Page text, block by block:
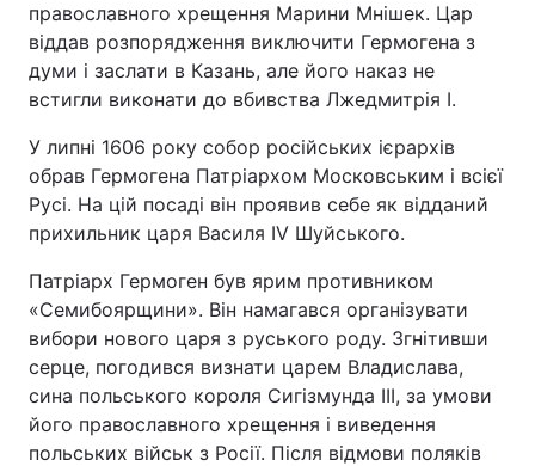
православного хрещення Марини Мнішек. Цар
віддав розпорядження виключити Гермогена з
думи і заслати в Казань, але його наказ не
встигли виконати до вбивства Лжедмитрія I.
У липні 1606 року собор російських ієрархів
обрав Гермогена Патріархом Московським і всієї
Русі. На цій посаді він проявив себе як відданий
прихильник царя Василя IV Шуйського.
Патріарх Гермоген був ярим противником
«Семибоярщини». Він намагався організувати
вибори нового царя з руського роду. Згнітивши
серце, погодився визнати царем Владислава,
сина польського короля Сигізмунда III, за умови
його православного хрещення і виведення
польських військ з Росії. Після відмови поляків